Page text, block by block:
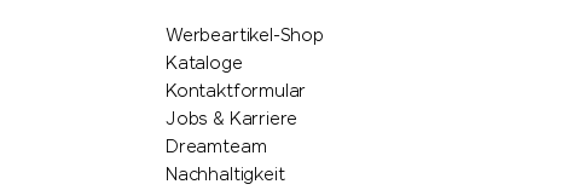
Werbeartikel-Shop
Kataloge
Kontaktformular
Jobs & Karriere
Dreamteam
Nachhaltigkeit